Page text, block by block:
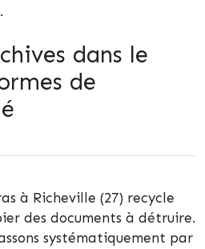
dans le
de
à Richeville (27) recycle
des documents à détruire.
systématiquement par